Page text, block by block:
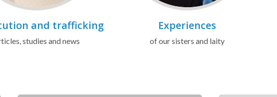
and trafficking
studies and news
Experiences
of our sisters and laity